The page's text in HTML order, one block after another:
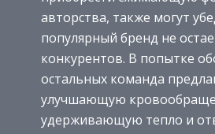
авторства, также могут
популярный бренд не
конкурентов. В попытке
остальных команда
улучшающую
удерживающую тепло и